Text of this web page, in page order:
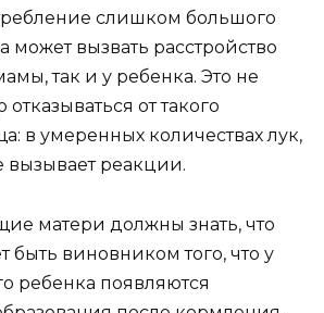
слишком большого
может вызвать расстройство
так и у ребенка. Это не
отказываться от такого
в умеренных количествах лук,
вызывает реакции.
матери должны знать, что
быть виновником того, что у
ребенка появляются